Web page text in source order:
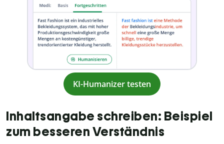
KI-Humanizer testen
Inhaltsangabe schreiben: Beispiel
zum besseren Verständnis